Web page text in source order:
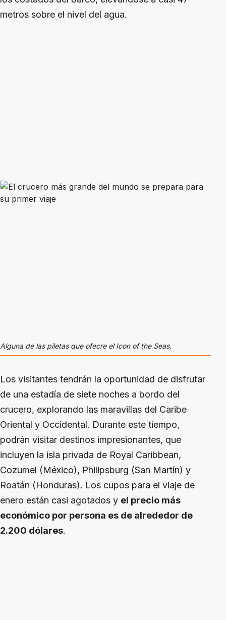
metros sobre el nivel del agua.
Alguna de las piletas que ofecre el Icon of the Seas.
Los visitantes tendrán la oportunidad de disfrutar
de una estadía de siete noches a bordo del
crucero, explorando las maravillas del Caribe
Oriental y Occidental. Durante este tiempo,
podrán visitar destinos impresionantes, que
incluyen la isla privada de Royal Caribbean,
Cozumel (México), Philipsburg (San Martín) y
Roatán (Honduras). Los cupos para el viaje de
enero están casi agotados y el precio más
económico por persona es de alrededor de
2.200 dólares.